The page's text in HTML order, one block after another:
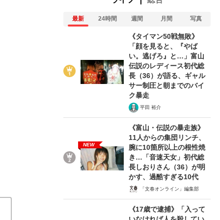
新年度はこの財
「上級国民は逮捕されなくて良いですね」自宅住所が
の池袋暴走事故》飯塚幸三の長男が直面した「加害者
出る可能性は、限りなくゼロ」裁判で“勝ち目がない”
幸三を説得できなかった「長男の葛藤」 《タイマン50
と…」富山伝説のレディース初代総長（36）が語る、
最新 24時間 週間 月間 写真
《タイマン50戦無敗》
「顔を見ると、『やば
い。逃げろ』と…」富山
伝説のレディース初代総
長（36）が語る、ギャル
サー制圧と朝までのバイ
ク暴走
平田 裕介
NEW
《富山・伝説の暴走族》
11人からの集団リンチ、
腕に10箇所以上の根性焼
き…「音速天女」初代総
長しおりさん（36）が明
かす、過酷すぎる10代
「文春オンライン」編集部
《17歳で逮捕》「入って